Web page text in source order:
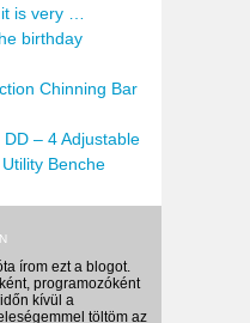
it is very …
birthday
Chinning Bar
– 4 Adjustable
Benche
írom ezt a blogot.
programozóként
kívül a
töltöm az